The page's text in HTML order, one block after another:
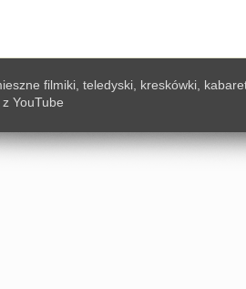
filmiki, teledyski, kreskówki,
YouTube